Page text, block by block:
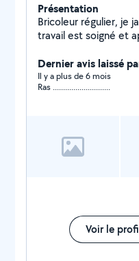
Présentation
Bricoleur régulier, je
travail est soigné et
Dernier avis laissé
Il y a plus de 6 mois
Ras ............................
Voir le